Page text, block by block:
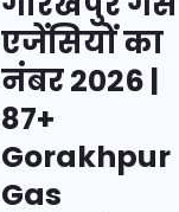
एजेंसियों का
नंबर 2026 |
87+
Gorakhpur
Gas